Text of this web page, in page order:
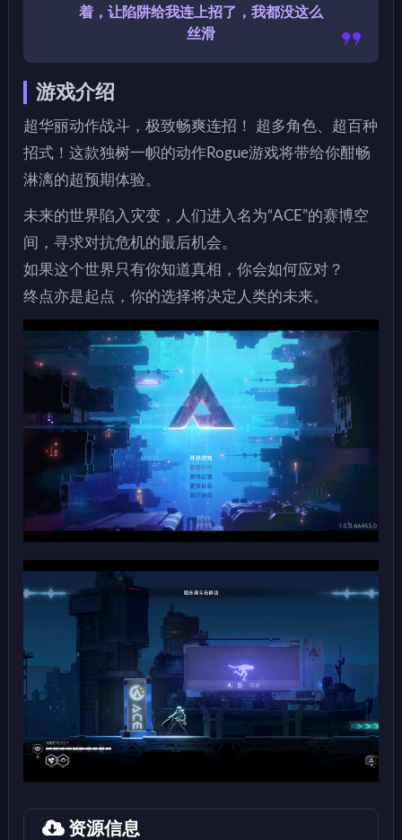
着，让陷阱给我连上招了，我都没这么
丝滑
游戏介绍
超华丽动作战斗，极致畅爽连招！ 超多角色、超百种
招式！这款独树一帜的动作Rogue游戏将带给你酣畅
淋漓的超预期体验。
未来的世界陷入灾变，人们进入名为“ACE”的赛博空
间，寻求对抗危机的最后机会。
如果这个世界只有你知道真相，你会如何应对？
终点亦是起点，你的选择将决定人类的未来。
资源信息